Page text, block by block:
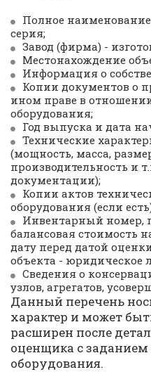
Полное
серия;
Завод (фирма) -
Местонахождение
Информация о
Копии документов о
ином праве в
оборудования;
Год выпуска и дата
Технические
(мощность, масса,
производительность и
документации);
Копии актов
оборудования (если
Инвентарный номер,
балансовая стоимость
дату перед датой
объекта - юридическое
Сведения о
узлов, агрегатов,
Данный перечень
характер и может
расширен после
оценщика с
оборудования.